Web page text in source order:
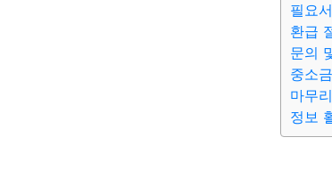
필요
환급
문의
중소
마무
정보